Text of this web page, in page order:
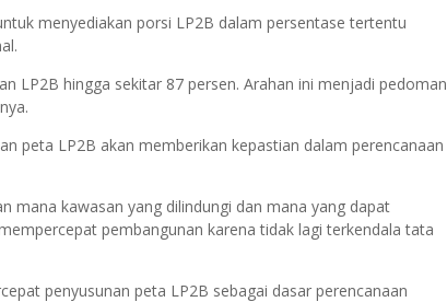
menyediakan porsi LP2B dalam persentase tertentu
LP2B hingga sekitar 87 persen. Arahan ini menjadi pedoman
peta LP2B akan memberikan kepastian dalam perencanaan
mana kawasan yang dilindungi dan mana yang dapat
pembangunan karena tidak lagi terkendala tata
penyusunan peta LP2B sebagai dasar perencanaan